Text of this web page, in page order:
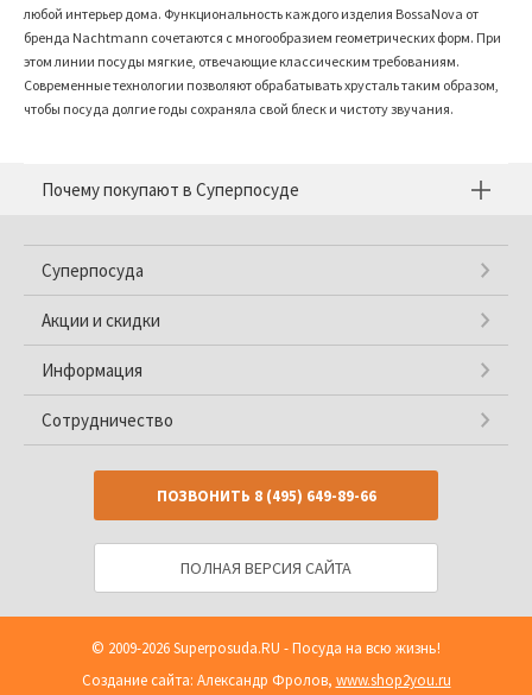
любой интерьер дома. Функциональность каждого изделия BossaNova от
бренда Nachtmann сочетаются с многообразием геометрических форм. При
этом линии посуды мягкие, отвечающие классическим требованиям.
Современные технологии позволяют обрабатывать хрусталь таким образом,
чтобы посуда долгие годы сохраняла свой блеск и чистоту звучания.
Почему покупают в Суперпосуде
Суперпосуда
Акции и скидки
Информация
Сотрудничество
ПОЗВОНИТЬ 8 (495) 649-89-66
ПОЛНАЯ ВЕРСИЯ САЙТА
© 2009-2026Superposuda.RU - Посуда на всю жизнь!
Создание сайта: Александр Фролов, www.shop2you.ru